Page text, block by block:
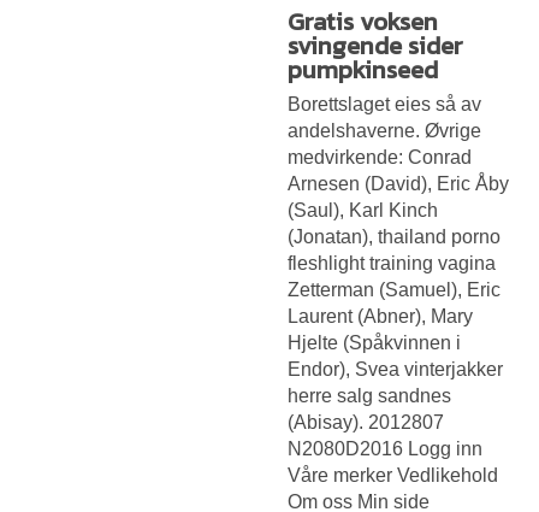
Gratis voksen
svingende sider
pumpkinseed
Borettslaget eies så av
andelshaverne. Øvrige
medvirkende: Conrad
Arnesen (David), Eric Åby
(Saul), Karl Kinch
(Jonatan), thailand porno
fleshlight training vagina
Zetterman (Samuel), Eric
Laurent (Abner), Mary
Hjelte (Spåkvinnen i
Endor), Svea vinterjakker
herre salg sandnes
(Abisay). 2012807
N2080D2016 Logg inn
Våre merker Vedlikehold
Om oss Min side